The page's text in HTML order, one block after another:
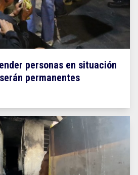
personas en situación
permanentes